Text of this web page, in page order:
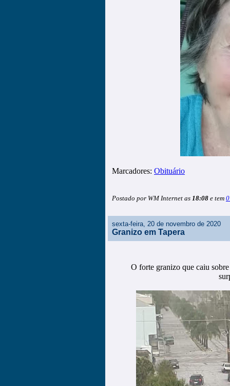
Marcadores: Obituário
Postado por WM Internet as 18:08 e tem
sexta-feira, 20 de novembro de 2020
Granizo em Tapera
O forte granizo que caiu